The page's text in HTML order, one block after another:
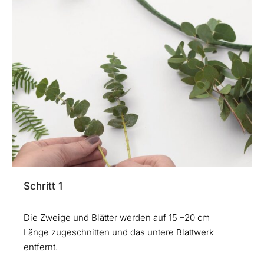
Schritt 1
Die Zweige und Blätter werden auf 15 –20 cm
Länge zugeschnitten und das untere Blattwerk
entfernt.